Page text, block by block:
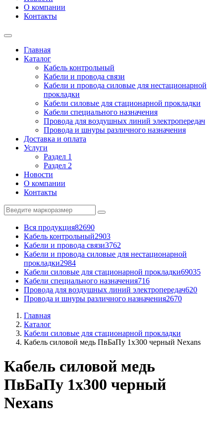
О компании
Контакты
Главная
Каталог
Кабель контрольный
Кабели и провода связи
Кабели и провода силовые для нестационарной
прокладки
Кабели силовые для стационарной прокладки
Кабели специального назначения
Провода для воздушных линий электропередач
Провода и шнуры различного назначения
Доставка и оплата
Услуги
Раздел 1
Раздел 2
Новости
О компании
Контакты
Вся продукция82690
Кабель контрольный2903
Кабели и провода связи3762
Кабели и провода силовые для нестационарной
прокладки2984
Кабели силовые для стационарной прокладки69035
Кабели специального назначения716
Провода для воздушных линий электропередач620
Провода и шнуры различного назначения2670
Главная
Каталог
Кабели силовые для стационарной прокладки
Кабель силовой медь ПвБаПу 1x300 черный Nexans
Кабель силовой медь
ПвБаПу 1x300 черный
Nexans